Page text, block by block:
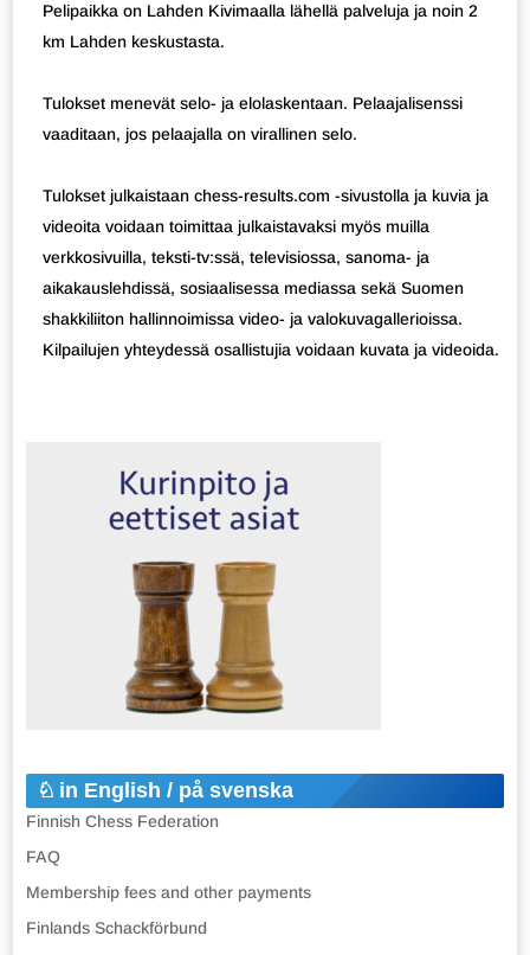
Pelipaikka on Lahden Kivimaalla lähellä palveluja ja noin 2
km Lahden keskustasta.
Tulokset menevät selo- ja elolaskentaan. Pelaajalisenssi
vaaditaan, jos pelaajalla on virallinen selo.
Tulokset julkaistaan chess-results.com -sivustolla ja kuvia ja
videoita voidaan toimittaa julkaistavaksi myös muilla
verkkosivuilla, teksti-tv:ssä, televisiossa, sanoma- ja
aikakauslehdissä, sosiaalisessa mediassa sekä Suomen
shakkiliiton hallinnoimissa video- ja valokuvagallerioissa.
Kilpailujen yhteydessä osallistujia voidaan kuvata ja videoida.
in English / på svenska
Finnish Chess Federation
FAQ
Membership fees and other payments
Finlands Schackförbund